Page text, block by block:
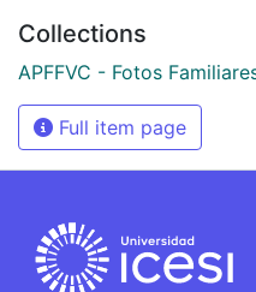
Collections
APFFVC - Fotos
Full item page